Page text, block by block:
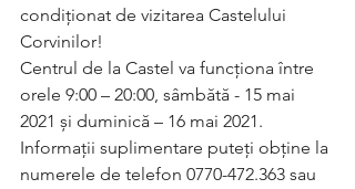
condiționat de vizitarea Castelului
Corvinilor!
Centrul de la Castel va funcţiona între
orele 9:00 – 20:00, sâmbătă - 15 mai
2021 și duminică – 16 mai 2021.
Informații suplimentare puteți obține la
numerele de telefon 0770-472.363 sau